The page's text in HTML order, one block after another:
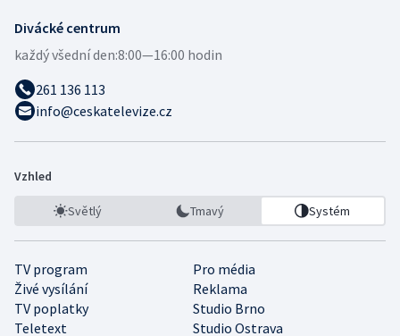
Divácké centrum
každý všední den:8:00—16:00 hodin
261 136 113
info@ceskatelevize.cz
Vzhled
Světlý Tmavý Systém
TV program
Pro média
Živé vysílání
Reklama
TV poplatky
Studio Brno
Teletext
Studio Ostrava